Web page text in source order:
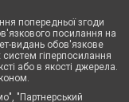
попередньої згоди
посилання на
видань обов'язкове
гіперпосилання
або в якості джерела.
"Партнерський